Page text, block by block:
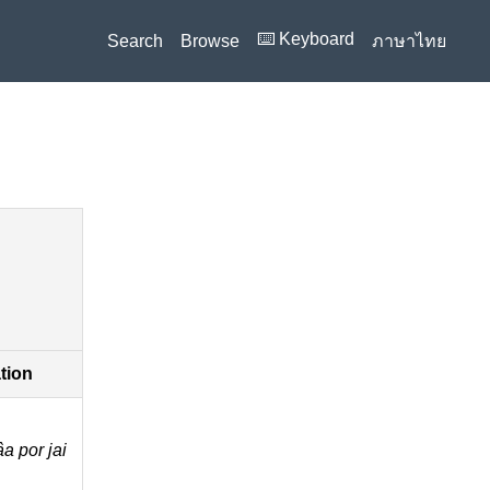
Search Browse ⌨️ Keyboard ภาษาไทย
por jai